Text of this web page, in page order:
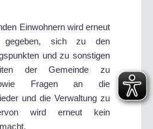
Einwohnern wird erneut
gegeben, sich zu den
und zu sonstigen
der Gemeinde zu
Fragen an die
und die Verwaltung zu
wird erneut kein